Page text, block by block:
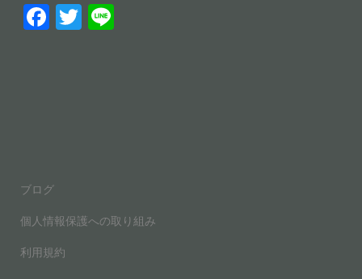
F
k
T
ブログ
個人情報保護への取り組み
利用規約